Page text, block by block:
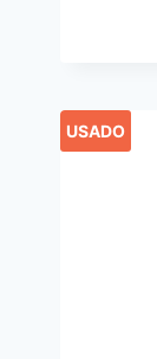
USADO